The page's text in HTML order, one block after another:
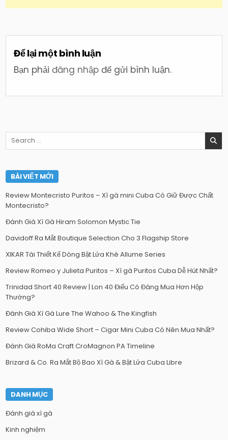
Để lại một bình luận
Bạn phảiđăng nhập để gửi bình luận.
Search
BÀI VIẾT MỚI
Review Montecristo Puritos – Xì gà mini Cuba Có Giữ Được Chất
Montecristo?
Đánh Giá Xì Gà Hiram Solomon Mystic Tie
Davidoff Ra Mắt Boutique Selection Cho 3 Flagship Store
XIKAR Tái Thiết Kế Dòng Bật Lửa Khè Allume Series
Review Romeo y Julieta Puritos – Xì gà Puritos Cuba Dễ Hút Nhất?
Trinidad Short 40 Review | Lon 40 Điếu Có Đáng Mua Hơn Hộp
Thường?
Đánh Giá Xì Gà Lure The Wahoo & The Kingfish
Review Cohiba Wide Short – Cigar Mini Cuba Có Nên Mua Nhất?
Đánh Giá RoMa Craft CroMagnon PA Timeline
Brizard & Co. Ra Mắt Bộ Bao Xì Gà & Bật Lửa Cuba Libre
DANH MỤC
Đánh giá xì gà
Kinh nghiệm